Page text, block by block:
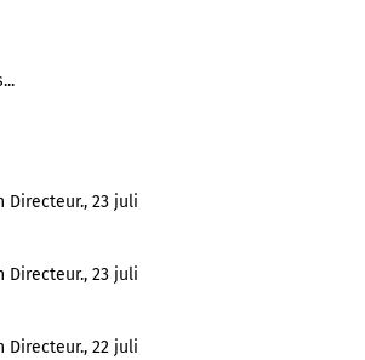
Directeur., 23 juli
Directeur., 23 juli
Directeur., 22 juli